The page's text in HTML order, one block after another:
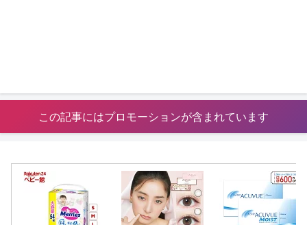
この記事にはプロモーションが含まれています